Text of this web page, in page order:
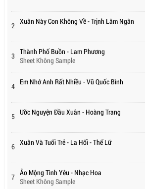
2 Xuân Này Con Không Về - Trịnh Lâm Ngân
3 Thành Phố Buồn - Lam Phương
Sheet Không Sample
4 Em Nhớ Anh Rất Nhiều - Vũ Quốc Bình
5 Ước Nguyện Đầu Xuân - Hoàng Trang
6 Xuân Và Tuổi Trẻ - La Hối - Thế Lữ
7 Ảo Mộng Tình Yêu - Nhạc Hoa
Sheet Không Sample